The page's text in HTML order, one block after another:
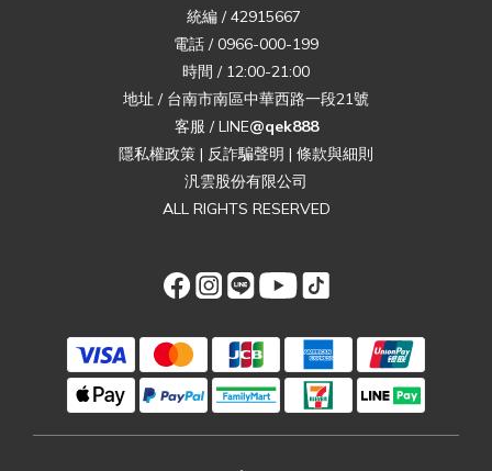
統編 / 42915667
電話 / 0966-000-199
時間 / 12:00-21:00
地址 / 台南市南區中華西路一段21號
客服 / LINE@qek888
隱私權政策 | 反詐騙聲明 | 條款與細則
汎雲股份有限公司
ALL RIGHTS RESERVED